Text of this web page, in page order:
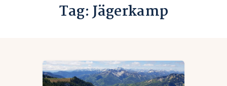
Tag: Jägerkamp
Bundesländer